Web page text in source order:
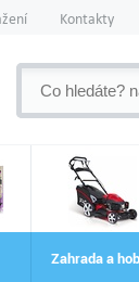
Kontakty
Zahrada a